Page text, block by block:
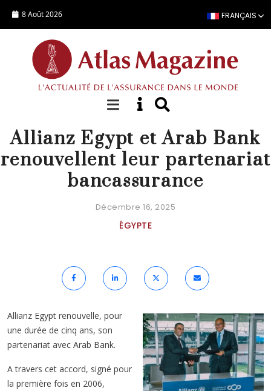
8 Août 2026 FRANÇAIS
ACTUALITÉ
Allianz Egypt et Arab Bank
renouvellent leur partenariat
bancassurance
Décembre 16, 2025
ÉGYPTE
Allianz Egypt renouvelle, pour
une durée de cinq ans, son
partenariat avec Arab Bank.
A travers cet accord, signé pour
la première fois en 2006,